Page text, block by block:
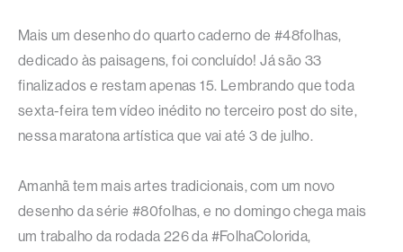
Mais um desenho do quarto caderno de #48folhas,
dedicado às paisagens, foi concluído! Já são 33
finalizados e restam apenas 15. Lembrando que toda
sexta-feira tem vídeo inédito no terceiro post do site,
nessa maratona artística que vai até 3 de julho.
Amanhã tem mais artes tradicionais, com um novo
desenho da série #80folhas, e no domingo chega mais
um trabalho da rodada 226 da #FolhaColorida,